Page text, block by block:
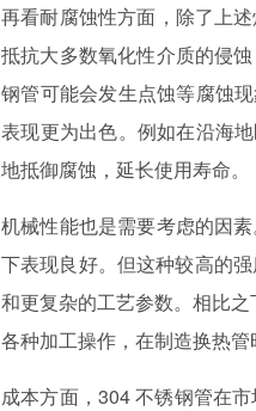
再看耐腐蚀性方面，除了上
抵抗大多数氧化性介质的侵
钢管可能会发生点蚀等腐蚀
表现更为出色。例如在沿海
地抵御腐蚀，延长使用寿命。
机械性能也是需要考虑的因素
下表现良好。但这种较高的
和更复杂的工艺参数。相比
各种加工操作，在制造换热
成本方面， 304 不锈钢管在